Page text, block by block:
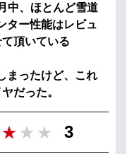
中、ほとんど雪道
ター性能はレビュ
頂いている
まったけど、これ
だった。
3